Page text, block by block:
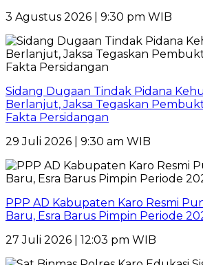
3 Agustus 2026 | 9:30 pm WIB
Sidang Dugaan Tindak Pidana
Berlanjut, Jaksa Tegaskan
Fakta Persidangan
29 Juli 2026 | 9:30 am WIB
PPP AD Kabupaten Karo Resmi
Baru, Esra Barus Pimpin Periode
27 Juli 2026 | 12:03 pm WIB